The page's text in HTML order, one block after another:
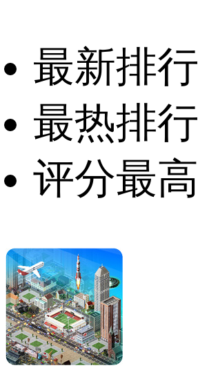
最新排行
最热排行
评分最高